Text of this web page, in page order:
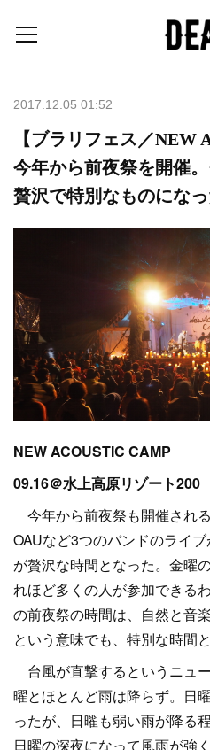
2017.12.05 01:52
【ブラリフェス／NEW
今年から前夜祭を開催
贅沢で特別なものになっ
NEW ACOUSTIC CAMP
09.16＠水上高原リゾート200
今年から前夜祭も開催され
OAUなど3つのバンドのライ
が贅沢な時間となった。金曜
れほど多くの人が参加できる
の前夜祭の時間は、自然と音
という意味でも、特別な時間と
台風が直撃するというニュ
曜とほとんど雨は降らず。日
ったが、日曜も弱い雨が降る
日曜の深夜になって風雨が強